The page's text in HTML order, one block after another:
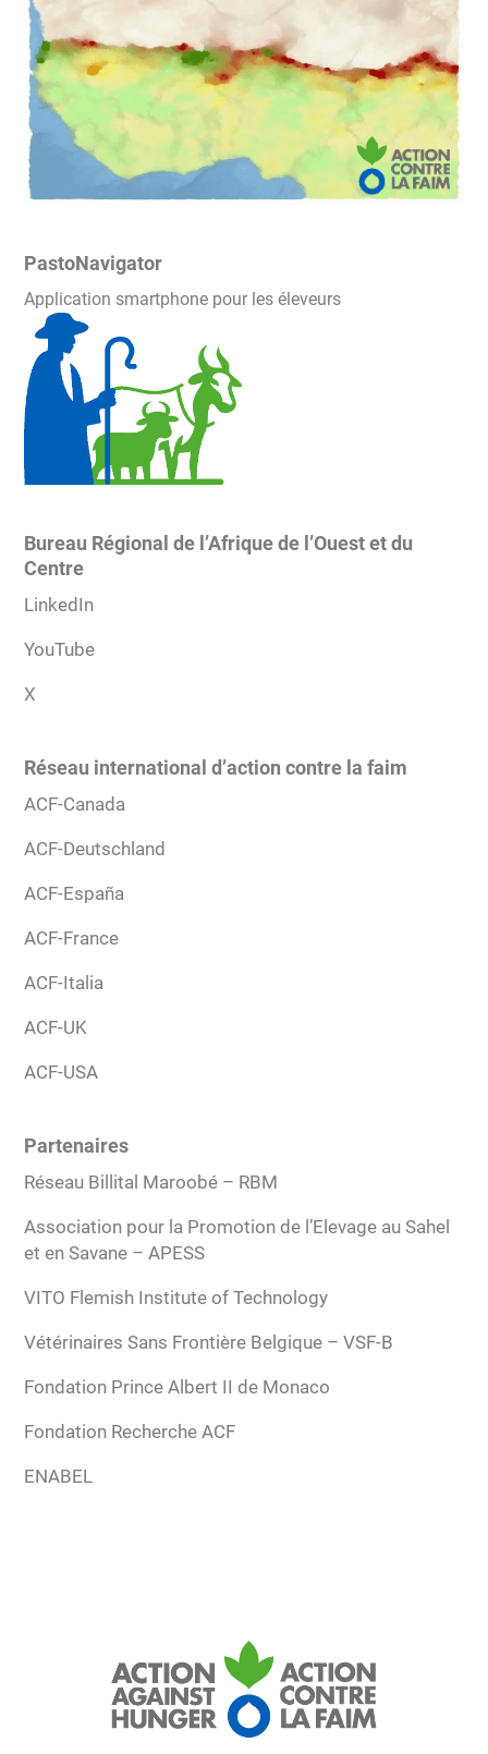
PastoNavigator
Application smartphone pour les éleveurs
Bureau Régional de l’Afrique de l’Ouest et du
Centre
LinkedIn
YouTube
X
Réseau international d’action contre la faim
ACF-Canada
ACF-Deutschland
ACF-España
ACF-France
ACF-Italia
ACF-UK
ACF-USA
Partenaires
Réseau Billital Maroobé – RBM
Association pour la Promotion de l’Elevage au Sahel
et en Savane – APESS
VITO Flemish Institute of Technology
Vétérinaires Sans Frontière Belgique – VSF-B
Fondation Prince Albert II de Monaco
Fondation Recherche ACF
ENABEL